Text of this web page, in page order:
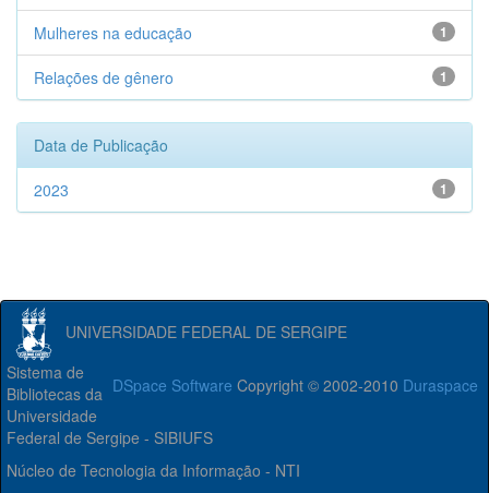
1
Mulheres na educação
1
Relações de gênero
Data de Publicação
1
2023
UNIVERSIDADE FEDERAL DE SERGIPE
DSpace Software Copyright © 2002-2010 Duraspace
Sistema de
Bibliotecas da
Universidade
Federal de Sergipe - SIBIUFS
Núcleo de Tecnologia da Informação - NTI